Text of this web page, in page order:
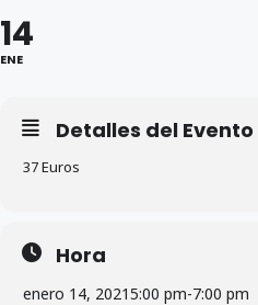
14
ENE
Detalles del Evento
37 Euros
Hora
enero 14, 20215:00 pm-7:00 pm